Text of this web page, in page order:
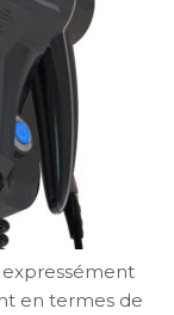
expressément
en termes de